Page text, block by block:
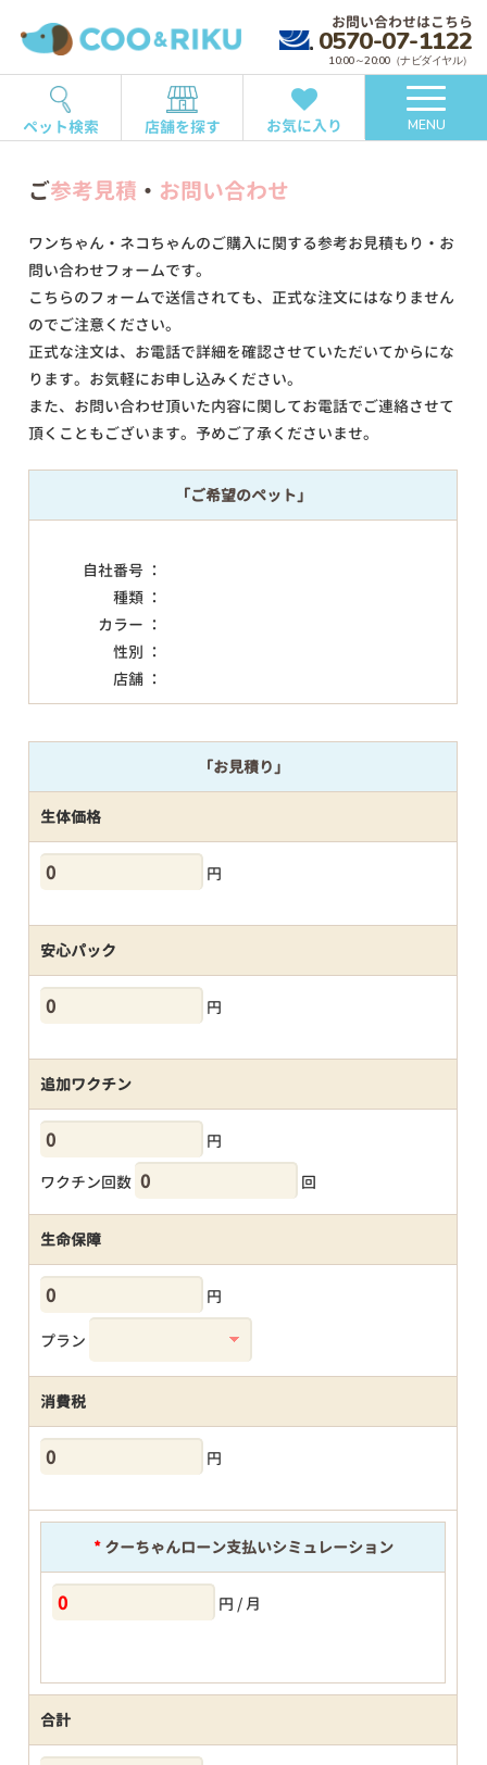
お問い合わせはこちら
0570-07-1122
10:00～20:00（ナビダイヤル）
ペット検索 店舗を探す お気に入り MENU
ご参考見積 ・ お問い合わせ
ワンちゃん・ネコちゃんのご購入に関する参考お見積もり・お
問い合わせフォームです。
こちらのフォームで送信されても、正式な注文にはなりません
のでご注意ください。
正式な注文は、お電話で詳細を確認させていただいてからにな
ります。お気軽にお申し込みください。
また、お問い合わせ頂いた内容に関してお電話でご連絡させて
頂くこともございます。予めご了承くださいませ。
「ご希望のペット」
自社番号 ：
種類 ：
カラー ：
性別 ：
店舗 ：
「お見積り」
生体価格
円
安心パック
円
追加ワクチン
円
ワクチン回数
回
生命保障
円
プラン
消費税
円
*クーちゃんローン支払いシミュレーション
円 / 月
合計